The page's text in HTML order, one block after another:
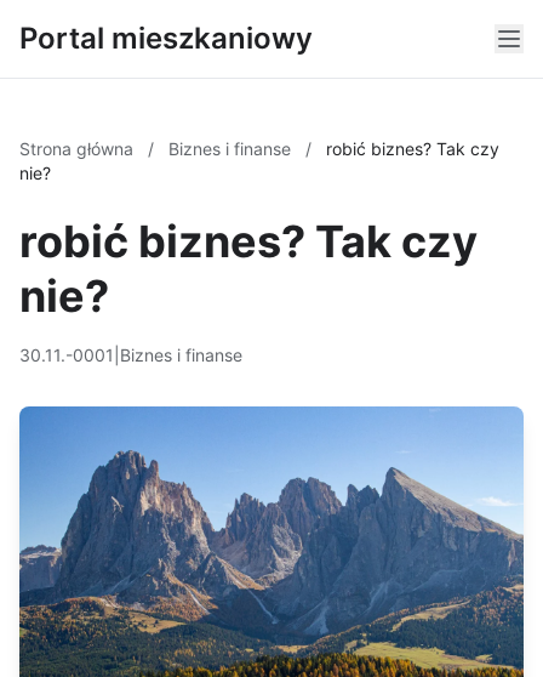
Portal mieszkaniowy
Strona główna / Biznes i finanse /
robić biznes? Tak czy
nie?
robić biznes? Tak czy
nie?
30.11.-0001 Biznes i finanse